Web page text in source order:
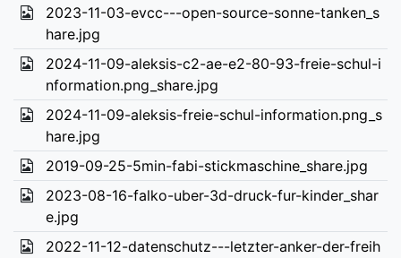
2023-11-03-evcc---open-source-sonne-tanken_s
hare.jpg
2024-11-09-aleksis-c2-ae-e2-80-93-freie-schul-i
nformation.png_share.jpg
2024-11-09-aleksis-freie-schul-information.png_s
hare.jpg
2019-09-25-5min-fabi-stickmaschine_share.jpg
2023-08-16-falko-uber-3d-druck-fur-kinder_shar
e.jpg
2022-11-12-datenschutz---letzter-anker-der-freih